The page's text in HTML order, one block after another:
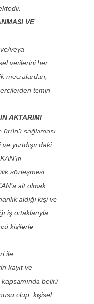
VE
veya
verilerini her
mecralardan,
temin
AKTARIMI
ürünü sağlaması
ve yurtdışındaki
sözleşmesi
ait olmak
aldığı kişi ve
iş ortaklarıyla,
kişilerle
ile
kayıt ve
belirli
olup; kişisel